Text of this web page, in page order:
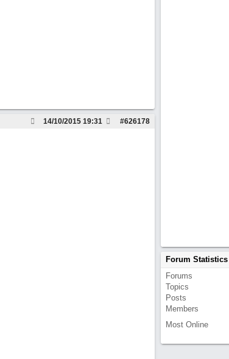
#626178
14/10/2015 19:31
Forum Statistics
Forums
Topics
Posts
Members
Most Online